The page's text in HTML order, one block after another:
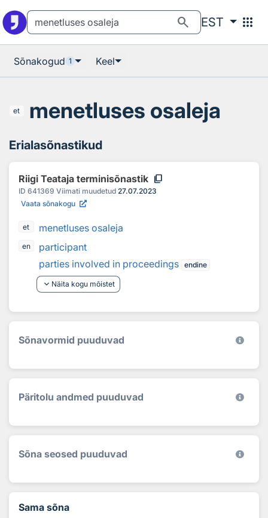
search EST apps
Sõnakogud 1 Keel
et menetluses osaleja
Erialasõnastikud
Riigi Teataja terminisõnastik content_copy
ID 641369 Viimati muudetud 27.07.2023
Vaata sõnakogu
et menetluses osaleja
en
participant
parties involved in proceedings endine
keyboard_arrow_down Näita kogu mõistet
Sõnavormid puuduvad
Päritolu andmed puuduvad
Sõna seosed puuduvad
Sama sõna